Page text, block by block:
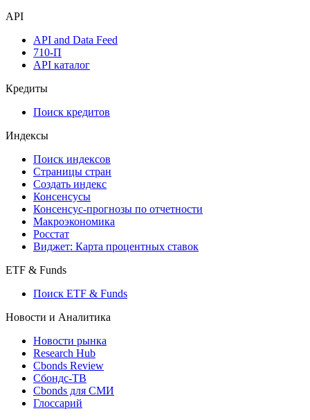
API
API and Data Feed
710-П
API каталог
Кредиты
Поиск кредитов
Индексы
Поиск индексов
Страницы стран
Создать индекс
Консенсусы
Консенсус-прогнозы по отчетности
Макроэкономика
Росстат
Виджет: Карта процентных ставок
ETF & Funds
Поиск ETF & Funds
Новости и Аналитика
Новости рынка
Research Hub
Cbonds Review
Сбондс-ТВ
Cbonds для СМИ
Глоссарий